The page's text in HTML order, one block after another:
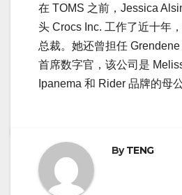
在 TOMS 之前，Jessica
头 Crocs Inc. 工作了近十年
总裁。她还曾担任
首席数字官，该公司是
Ipanema 和 Rider 品牌的母公
ByTENG